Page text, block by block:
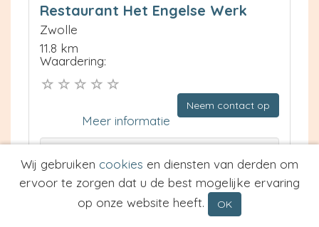
Restaurant Het Engelse Werk
Zwolle
11.8 km
Waardering:
Neem contact op
Meer informatie
Wij gebruiken cookies en diensten van derden om
ervoor te zorgen dat u de best mogelijke ervaring
op onze website heeft.
OK